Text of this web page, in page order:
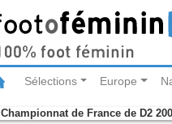
Sélections Europe
Championnat de France de D2